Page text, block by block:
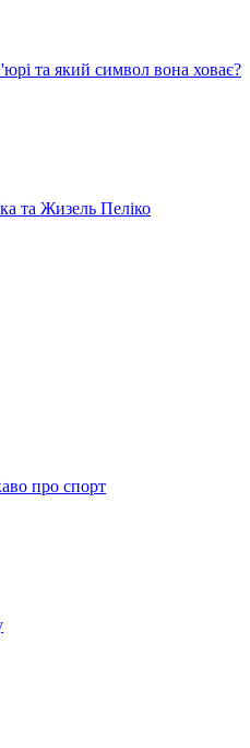
та який символ вона ховає?
та Жизель Пеліко
про спорт